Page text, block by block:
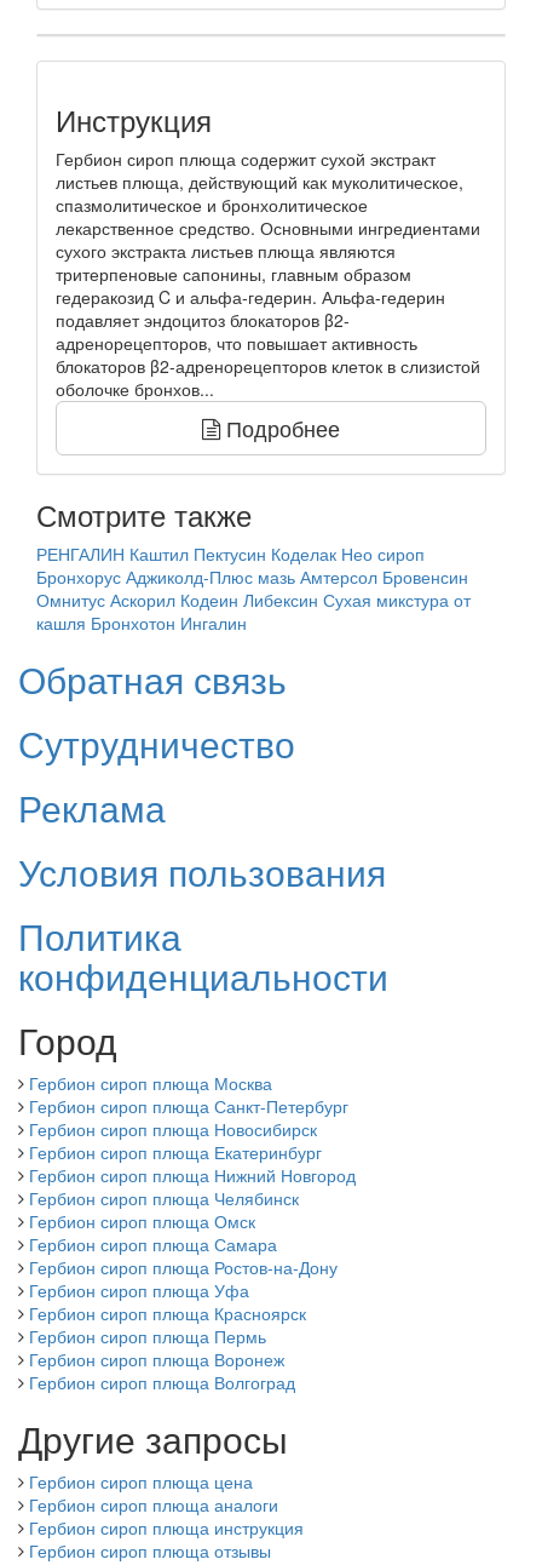
Инструкция
Гербион сироп плюща содержит сухой экстракт
листьев плюща, действующий как муколитическое,
спазмолитическое и бронхолитическое
лекарственное средство. Основными ингредиентами
сухого экстракта листьев плюща являются
тритерпеновые сапонины, главным образом
гедеракозид C и альфа-гедерин. Альфа-гедерин
подавляет эндоцитоз блокаторов β2-
адренорецепторов, что повышает активность
блокаторов β2-адренорецепторов клеток в слизистой
оболочке бронхов...
Подробнее
Смотрите также
РЕНГАЛИН Каштил Пектусин Коделак Нео сироп
Бронхорус Аджиколд-Плюс мазь Амтерсол Бровенсин
Омнитус Аскорил Кодеин Либексин Сухая микстура от
кашля Бронхотон Ингалин
Обратная связь
Сутрудничество
Реклама
Условия пользования
Политика
конфиденциальности
Город
Гербион сироп плюща Москва
Гербион сироп плюща Санкт-Петербург
Гербион сироп плюща Новосибирск
Гербион сироп плюща Екатеринбург
Гербион сироп плюща Нижний Новгород
Гербион сироп плюща Челябинск
Гербион сироп плюща Омск
Гербион сироп плюща Самара
Гербион сироп плюща Ростов-на-Дону
Гербион сироп плюща Уфа
Гербион сироп плюща Красноярск
Гербион сироп плюща Пермь
Гербион сироп плюща Воронеж
Гербион сироп плюща Волгоград
Другие запросы
Гербион сироп плюща цена
Гербион сироп плюща аналоги
Гербион сироп плюща инструкция
Гербион сироп плюща отзывы